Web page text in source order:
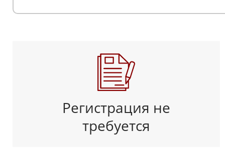
Регистрация не
требуется